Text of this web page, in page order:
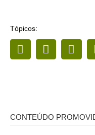
Tópicos: